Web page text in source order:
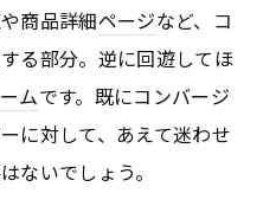
商品詳細ページなど、コ
る部分。逆に回遊してほ
ムです。既にコンバージ
に対して、あえて迷わせ
ないでしょう。